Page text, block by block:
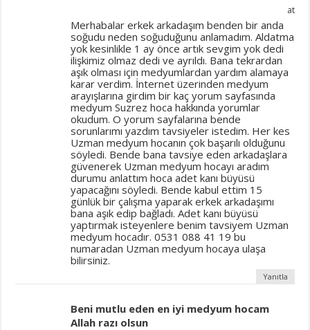
at
Merhabalar erkek arkadaşım benden bir anda
soğudu neden soğuduğunu anlamadım. Aldatma
yok kesinlikle 1 ay önce artık sevgim yok dedi
ilişkimiz olmaz dedi ve ayrıldı. Bana tekrardan
aşık olması için medyumlardan yardım alamaya
karar verdim. İnternet üzerinden medyum
arayışlarına girdim bir kaç yorum sayfasında
medyum Suzrez hoca hakkında yorumlar
okudum. O yorum sayfalarına bende
sorunlarımı yazdım tavsiyeler istedim. Her kes
Uzman medyum hocanın çok başarılı olduğunu
söyledi. Bende bana tavsiye eden arkadaşlara
güvenerek Uzman medyum hocayı aradım
durumu anlattım hoca adet kanı büyüsü
yapacağını söyledi. Bende kabul ettim 15
günlük bir çalışma yaparak erkek arkadaşımı
bana aşık edip bağladı. Adet kanı büyüsü
yaptırmak isteyenlere benim tavsiyem Uzman
medyum hocadır. 0531 088 41 19 bu
numaradan Uzman medyum hocaya ulaşa
bilirsiniz.
Yanıtla
Beni mutlu eden en iyi medyum hocam
Allah razı olsun